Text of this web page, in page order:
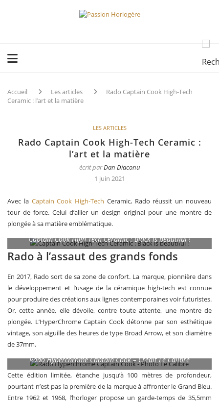
Accueil Les articles
Rado Captain Cook High-Tech
Ceramic : l’art et la matière
LES ARTICLES
Rado Captain Cook High-Tech Ceramic :
l’art et la matière
écrit parDan Diaconu
1 juin 2021
Avec la Captain Cook High-Tech Ceramic, Rado réussit un nouveau
tour de force. Celui d’allier un design original pour une montre de
plongée à sa matière emblématique.
Captain Cook High-Tech Ceramic : Black is beautiful !
Rado à l’assaut des grands fonds
En 2017, Rado sort de sa zone de confort. La marque, pionnière dans
le développement et l’usage de la céramique high-tech est connue
pour produire des créations aux lignes contemporaines voir futuristes.
Or, cette année, elle dévoile, contre toute attente, une montre de
plongée. L’HyperChrome Captain Cook détonne par son esthétique
vintage, son aiguille des heures de type Broad Arrow, et son diamètre
de 37mm.
Rado Hyperchrome Captain Cook – Crédit Le Calibre
Cette édition limitée, étanche jusqu’à 100 mètres de profondeur,
pourtant n’est pas la première de la marque à affronter le Grand Bleu.
Entre 1962 et 1968, l’horloger propose un garde-temps de 35,5mm